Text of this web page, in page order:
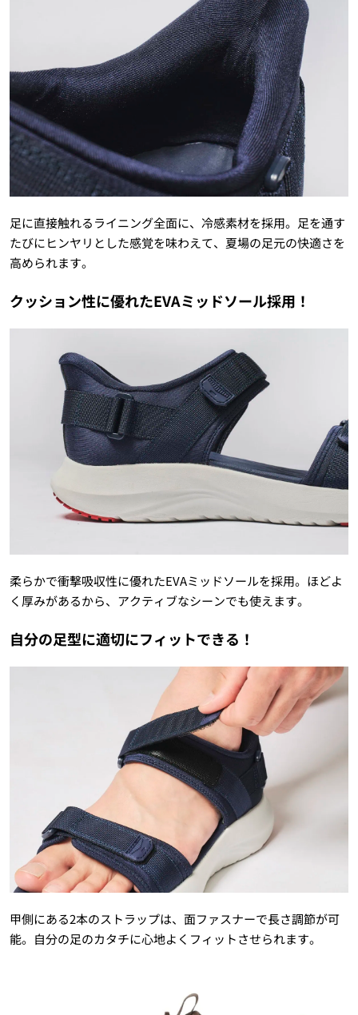
足に直接触れるライニング全面に、冷感素材を採用。足を通す
たびにヒンヤリとした感覚を味わえて、夏場の足元の快適さを
高められます。
クッション性に優れたEVAミッドソール採用！
柔らかで衝撃吸収性に優れたEVAミッドソールを採用。ほどよ
く厚みがあるから、アクティブなシーンでも使えます。
自分の足型に適切にフィットできる！
甲側にある2本のストラップは、面ファスナーで長さ調節が可
能。自分の足のカタチに心地よくフィットさせられます。